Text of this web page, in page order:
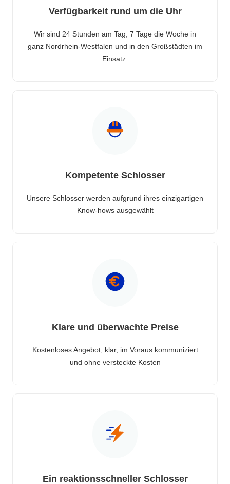
Verfügbarkeit rund um die Uhr
Wir sind 24 Stunden am Tag, 7 Tage die Woche in
ganz Nordrhein-Westfalen und in den Großstädten im
Einsatz.
Kompetente Schlosser
Unsere Schlosser werden aufgrund ihres einzigartigen
Know-hows ausgewählt
Klare und überwachte Preise
Kostenloses Angebot, klar, im Voraus kommuniziert
und ohne versteckte Kosten
Ein reaktionsschneller Schlosser